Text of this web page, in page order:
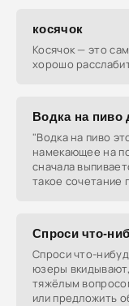
косячок
Косячок — это
хорошо
Водка на пиво
"Водка на пиво
намекающее на
сначала
такое сочетание
Спроси что-
Спроси что-
юзеры
тяжёлым
или предложить